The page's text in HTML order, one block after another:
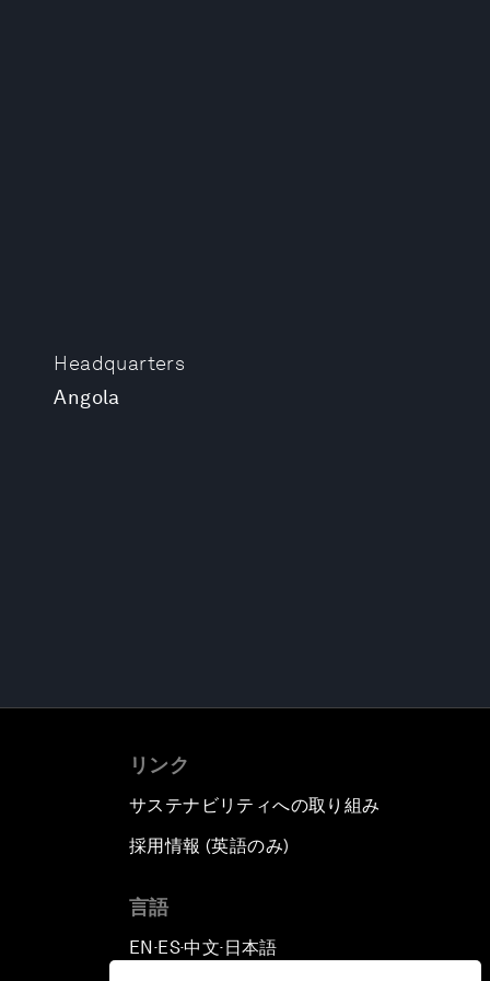
Headquarters
Angola
リンク
サステナビリティへの取り組み
採用情報 (英語のみ)
言語
EN ▪ES▪中文▪ 日本語